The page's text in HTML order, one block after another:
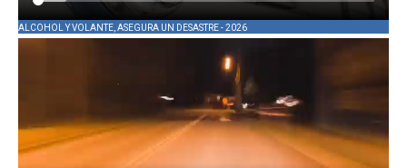
ALCOHOL Y VOLANTE, ASEGURA UN DESASTRE - 2026